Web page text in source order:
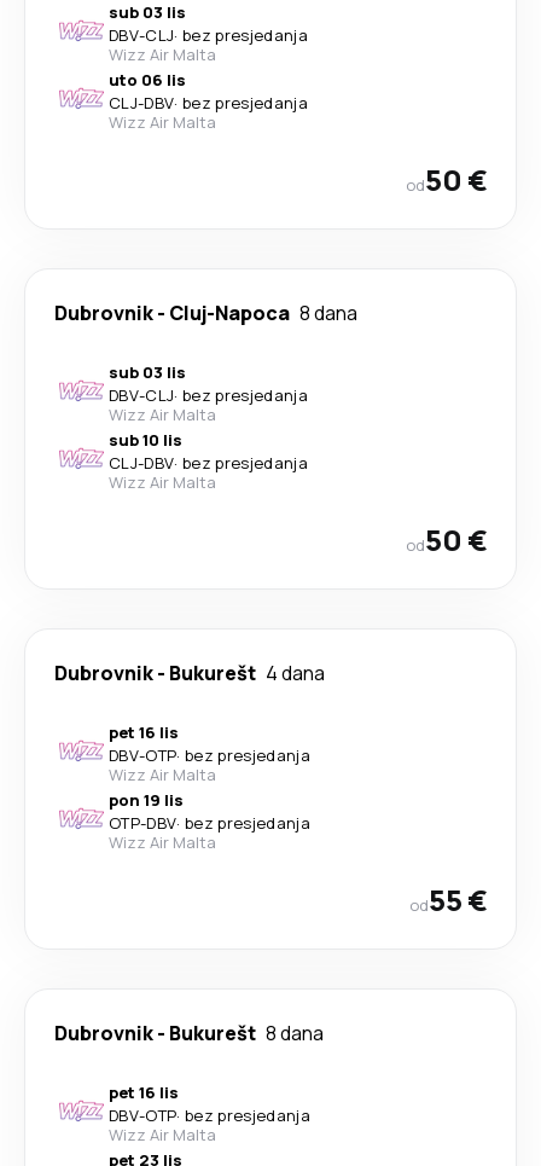
sub 03 lis
DBV-CLJ· bez presjedanja
Wizz Air Malta
uto 06 lis
CLJ-DBV· bez presjedanja
Wizz Air Malta
od50 €
Dubrovnik- Cluj-Napoca 8 dana
sub 03 lis
DBV-CLJ· bez presjedanja
Wizz Air Malta
sub 10 lis
CLJ-DBV· bez presjedanja
Wizz Air Malta
od50 €
Dubrovnik- Bukurešt 4 dana
pet 16 lis
DBV-OTP· bez presjedanja
Wizz Air Malta
pon 19 lis
OTP-DBV· bez presjedanja
Wizz Air Malta
od55 €
Dubrovnik- Bukurešt 8 dana
pet 16 lis
DBV-OTP· bez presjedanja
Wizz Air Malta
pet 23 lis